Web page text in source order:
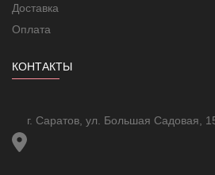
Доставка
Оплата
КОНТАКТЫ
г. Саратов, ул. Большая Садовая,